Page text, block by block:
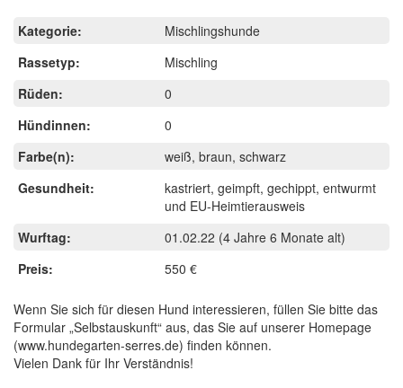
Kategorie:
Mischlingshunde
Rassetyp:
Mischling
Rüden:
0
Hündinnen:
0
Farbe(n):
weiß, braun, schwarz
Gesundheit:
kastriert, geimpft, gechippt, entwurmt
und EU-Heimtierausweis
Wurftag:
01.02.22 (4 Jahre 6 Monate alt)
Preis:
550 €
Wenn Sie sich für diesen Hund interessieren, füllen Sie bitte das
Formular „Selbstauskunft“ aus, das Sie auf unserer Homepage
(www.hundegarten-serres.de) finden können.
Vielen Dank für Ihr Verständnis!